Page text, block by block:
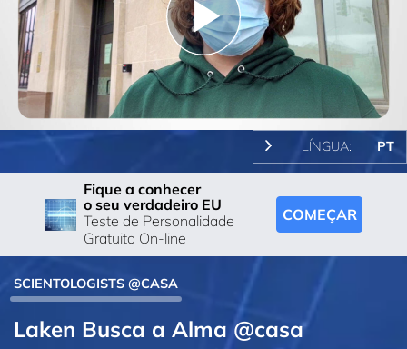
Play
Video
LÍNGUA: PT
Fique a conhecer
o seu verdadeiro EU
Teste de Personalidade
Gratuito On-line
COMEÇAR
SCIENTOLOGISTS @CASA
Laken Busca a Alma @casa